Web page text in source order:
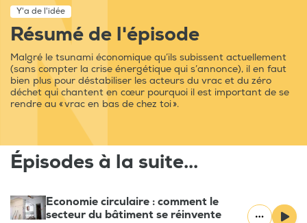
Y'a de l'idée
Résumé de l'épisode
Malgré le tsunami économique qu’ils subissent actuellement
(sans compter la crise énergétique qui s’annonce), il en faut
bien plus pour déstabiliser les acteurs du vrac et du zéro
déchet qui chantent en cœur pourquoi il est important de se
rendre au « vrac en bas de chez toi ».
Épisodes à la suite...
Economie circulaire : comment le
secteur du bâtiment se réinvente